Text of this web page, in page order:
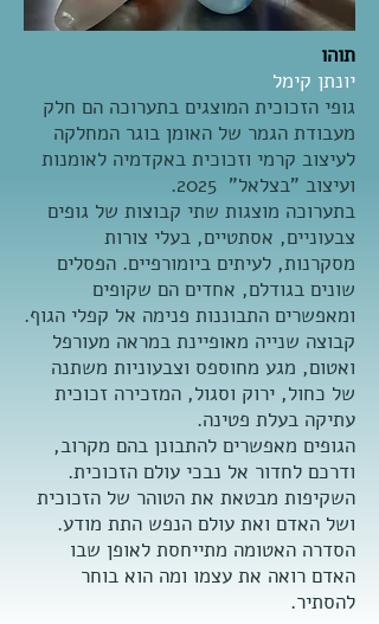
תוהו
יונתן קימל
גופי הזכוכית המוצגים בתערוכה הם חלק
מעבודת הגמר של האומן בוגר המחלקה
לעיצוב קרמי וזכוכית באקדמיה לאומנות
ועיצוב "בצלאל" 2025.
בתערוכה מוצגות שתי קבוצות של גופים
צבעוניים, אסתטיים, בעלי צורות
מסקרנות, לעיתים ביומורפיים. הפסלים
שונים בגודלם, אחדים הם שקופים
ומאפשרים התבוננות פנימה אל קפלי הגוף.
קבוצה שנייה מאופיינת במראה מעורפל
ואטום, מגע מחוספס וצבעוניות משתנה
של כחול, ירוק וסגול, המזכירה זכוכית
עתיקה בעלת פטינה.
הגופים מאפשרים להתבונן בהם מקרוב,
ודרכם לחדור אל נבכי עולם הזכוכית.
השקיפות מבטאת את הטוהר של הזכוכית
ושל האדם ואת עולם הנפש התת מודע.
הסדרה האטומה מתייחסת לאופן שבו
האדם רואה את עצמו ומה הוא בוחר
להסתיר.